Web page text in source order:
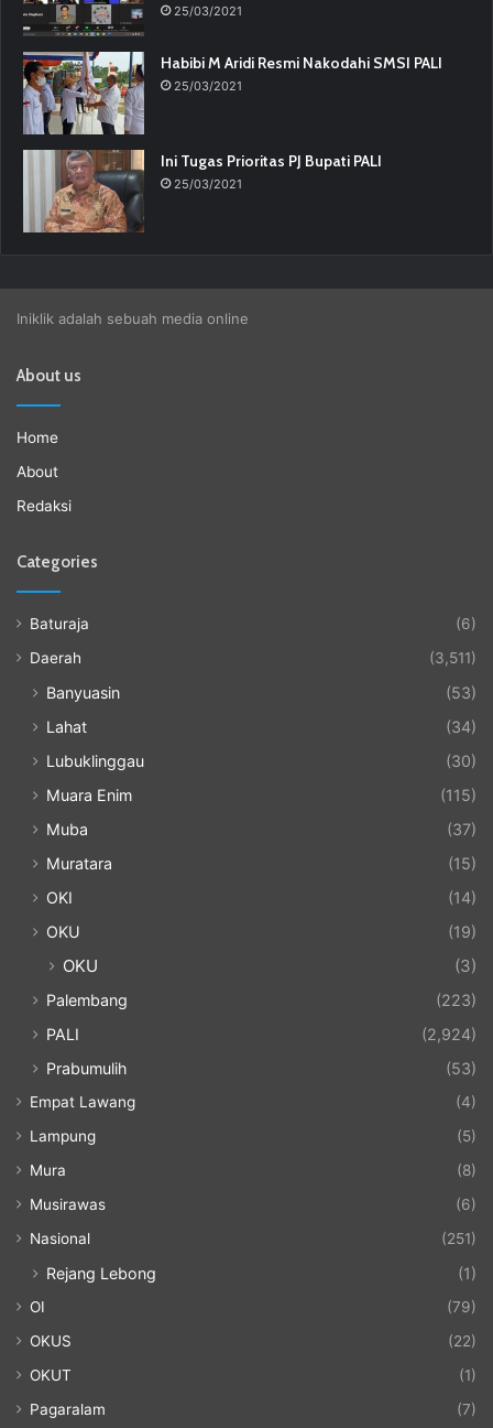
25/03/2021
Habibi M Aridi Resmi Nakodahi SMSI PALI
25/03/2021
Ini Tugas Prioritas PJ Bupati PALI
25/03/2021
Iniklik adalah sebuah media online
About us
Home
About
Redaksi
Categories
Baturaja
(6)
Daerah
(3,511)
Banyuasin
(53)
Lahat
(34)
Lubuklinggau
(30)
Muara Enim
(115)
Muba
(37)
Muratara
(15)
OKI
(14)
OKU
(19)
OKU (3)
Palembang
(223)
PALI
(2,924)
Prabumulih
(53)
Empat Lawang
(4)
Lampung
(5)
Mura
(8)
Musirawas
(6)
Nasional
(251)
Rejang Lebong (1)
OI
(79)
OKUS
(22)
OKUT
(1)
Pagaralam
(7)